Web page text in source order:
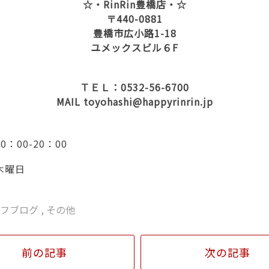
☆・RinRin豊橋店・☆
〒440-0881
豊橋市広小路1-18
ユメックスビル６F
ＴＥＬ：0532-56-6700
MAIL toyohashi@happyrinrin.jp
00-20：00
日
ブログ , その他
前の記事 次の記事